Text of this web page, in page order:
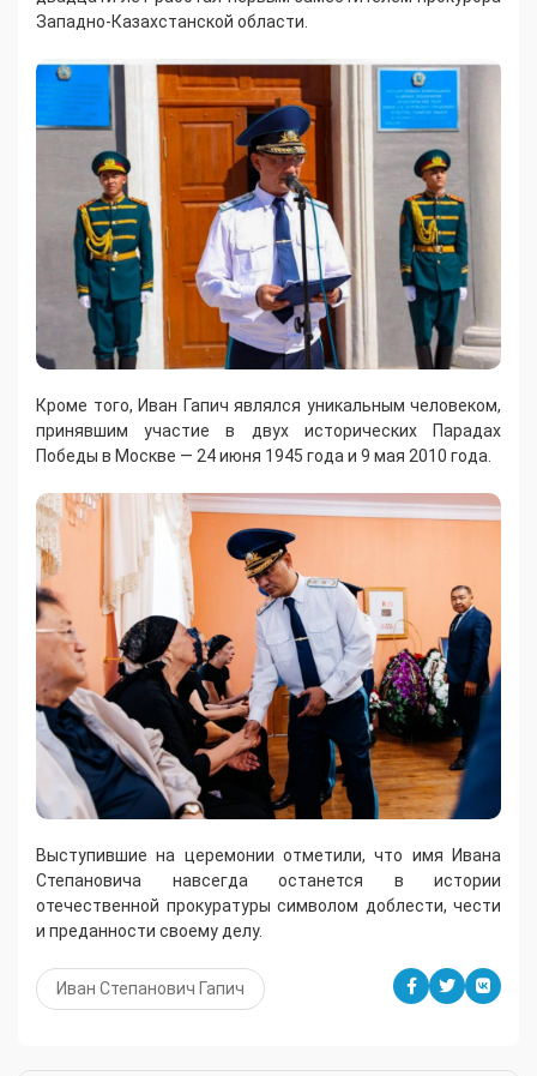
Западно-Казахстанской области.
Кроме того, Иван Гапич являлся уникальным человеком,
принявшим участие в двух исторических Парадах
Победы в Москве — 24 июня 1945 года и 9 мая 2010 года.
Выступившие на церемонии отметили, что имя Ивана
Степановича навсегда останется в истории
отечественной прокуратуры символом доблести, чести
и преданности своему делу.
Иван Степанович Гапич